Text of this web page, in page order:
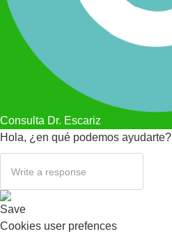
Consulta Dr. Escariz
Hola, ¿en qué podemos ayudarte?
Save
Cookies user prefences